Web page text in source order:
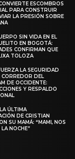
ESCOMBROS
PARA CONSTRUIR
LA PRESIÓN SOBRE
SIN VIDA EN EL
EN BOGOTÁ:
CONFIRMAN QUE
TOLOZA
LA SEGURIDAD
CORREDOR DEL
DE OCCIDENTE:
Y RESPALDO
ÚLTIMA
DE CRISTIAN
SU MAMÁ: “MAMI, NOS
NOCHE”